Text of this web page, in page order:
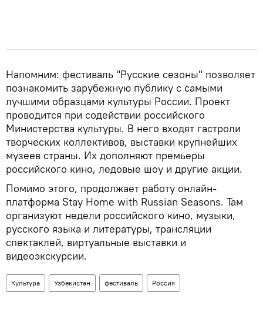
Напомним: фестиваль "Русские сезоны" позволяет
познакомить зарубежную публику с самыми
лучшими образцами культуры России. Проект
проводится при содействии российского
Министерства культуры. В него входят гастроли
творческих коллективов, выставки крупнейших
музеев страны. Их дополняют премьеры
российского кино, ледовые шоу и другие акции.
Помимо этого, продолжает работу онлайн-
платформа Stay Home with Russian Seasons. Там
организуют недели российского кино, музыки,
русского языка и литературы, трансляции
спектаклей, виртуальные выставки и
видеоэкскурсии.
Культура Узбекистан фестиваль Россия